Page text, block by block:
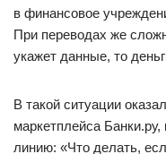
в финансовое
При переводах же
укажет данные, то
В такой ситуации
маркетплейса
линию: «Что делать,